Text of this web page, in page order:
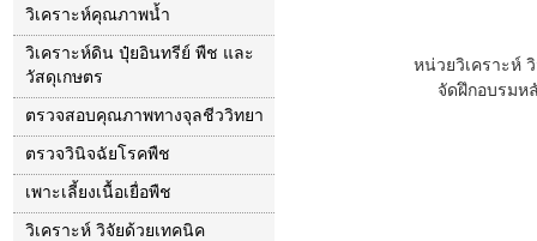
วิเคราะห์คุณภาพน้ำ
วิเคราะห์ดิน ปุ๋ยอินทรีย์ พืช และ
วัสดุเกษตร
ตรวจสอบคุณภาพทางจุลชีววิทยา
ตรวจวินิจฉัยโรคพืช
เพาะเลี้ยงเนื้อเยื่อพืช
วิเคราะห์ วิจัยด้วยเทคนิค
หน่วยวิเคราะห์
จัดฝึกอบรมห